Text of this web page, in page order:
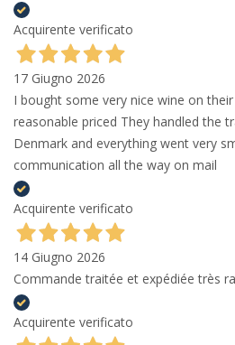
Acquirente verificato
17 Giugno 2026
I bought some very nice wine on
reasonable priced They handled the
Denmark and everything went very
communication all the way on mail
Acquirente verificato
14 Giugno 2026
Commande traitée et expédiée très
Acquirente verificato